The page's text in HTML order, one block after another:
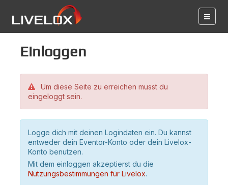
Einloggen
Um diese Seite zu erreichen musst du
eingeloggt sein.
Logge dich mit deinen Logindaten ein. Du kannst
entweder dein Eventor-Konto oder dein Livelox-
Konto benutzen.
Mit dem einloggen akzeptierst du die
Nutzungsbestimmungen für Livelox.